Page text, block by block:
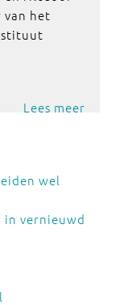
het
Lees meer
wel
vernieuwd